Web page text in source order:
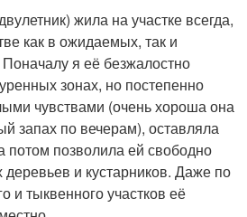
жила на участке всегда,
как в ожидаемых, так и
я её безжалостно
зонах, но постепенно
чувствами (очень хороша она
запах по вечерам), оставляла
потом позволила ей свободно
и кустарников. Даже по
и тыквенного участков её